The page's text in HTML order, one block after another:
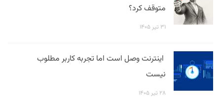
متوقف کرد؟
۳۱ تیر ۱۴۰۵
اینترنت وصل است اما تجربه کاربر مطلوب
نیست
۲۸ تیر ۱۴۰۵